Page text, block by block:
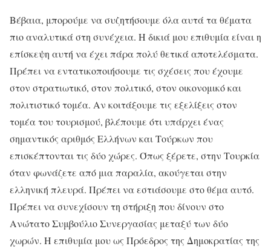
Βέβαια, μπορούμε να συζητήσουμε όλα αυτά τα θέματα
πιο αναλυτικά στη συνέχεια. Η δικιά μου επιθυμία είναι η
επίσκεψη αυτή να έχει πάρα πολύ θετικά αποτελέσματα.
Πρέπει να εντατικοποιήσουμε τις σχέσεις που έχουμε
στον στρατιωτικό, στον πολιτικό, στον οικονομικό και
πολιτιστικό τομέα. Αν κοιτάξουμε τις εξελίξεις στον
τομέα του τουρισμού, βλέπουμε ότι υπάρχει ένας
σημαντικός αριθμός Ελλήνων και Τούρκων που
επισκέπτονται τις δύο χώρες. Όπως ξέρετε, στην Τουρκία
όταν φωνάζετε από μια παραλία, ακούγεται στην
ελληνική πλευρά. Πρέπει να εστιάσουμε στο θέμα αυτό.
Πρέπει να συνεχίσουν τη στήριξη που δίνουν στο
Ανώτατο Συμβούλιο Συνεργασίας μεταξύ των δύο
χωρών. Η επιθυμία μου ως Πρόεδρος της Δημοκρατίας της